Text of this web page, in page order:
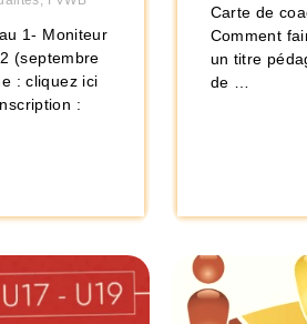
1- Moniteur
(septembre
: cliquez ici
:
Carte de
Comment
un titre
de …